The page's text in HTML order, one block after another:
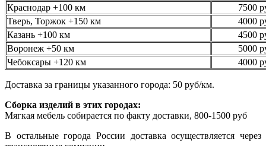
Краснодар +100 км
7500
Тверь, Торжок +150 км
4000
Казань +100 км
4500
Воронеж +50 км
5000
Чебоксары +120 км
4000
Доставка за границы указанного города: 50 руб/км.
Сборка изделий в этих городах:
Мягкая мебель собирается по факту доставки, 800-1500 руб
В остальные города России доставка осуществляется через